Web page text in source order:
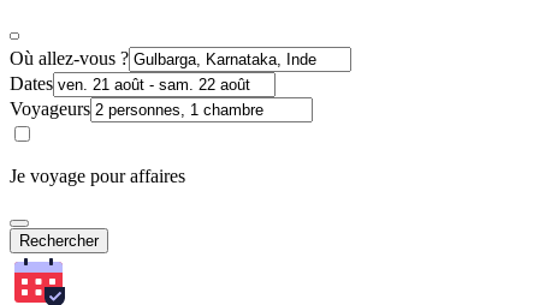
Où allez-vous ?
Dates
Voyageurs
Je voyage pour affaires
Rechercher